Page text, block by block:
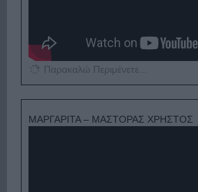
Παρακαλώ Περιμένετε...
ΜΑΡΓΑΡΙΤΑ – ΜΑΣΤΟΡΑΣ ΧΡΗΣΤΟΣ